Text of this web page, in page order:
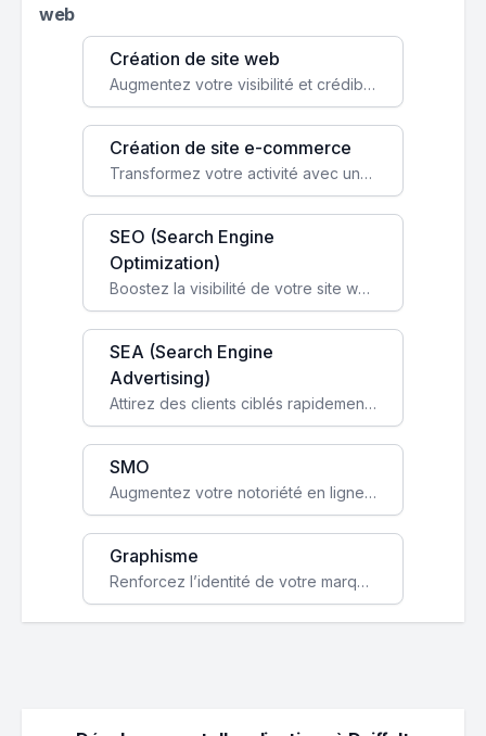
web
Création de site web
Augmentez votre visibilité et crédibilité en ligne avec un site web performant, conçu pour attirer plus de clients.
Création de site e-commerce
Transformez votre activité avec une boutique en ligne, accessible à l'échelle mondiale 24/7.
SEO (Search Engine
Optimization)
Boostez la visibilité de votre site web sur Google et attirez du trafic qualifié grâce à nos stratégies SEO.
SEA (Search Engine
Advertising)
Attirez des clients ciblés rapidement avec des campagnes publicitaires payantes optimisées pour vos objectifs.
SMO
Augmentez votre notoriété en ligne et stimulez la croissance de votre entreprise grâce à une stratégie sociale sur mesure.
Graphisme
Renforcez l’identité de votre marque avec un design unique qui capte l’attention et engage vos clients.